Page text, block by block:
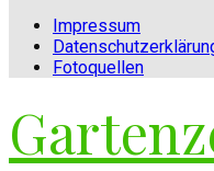
Impressum
Fotoquellen